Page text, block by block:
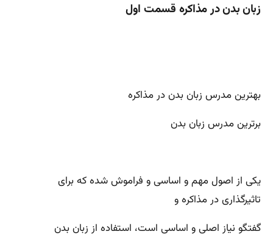
زبان بدن در مذاکره قسمت اول
بهترین مدرس زبان بدن در مذاکره
برترین مدرس زبان بدن
یکی از اصول مهم و اساسی و فراموش شده که برای
تاثیرگذاری در مذاکره و
گفتگو نیاز اصلی و اساسی است، استفاده از زبان بدن